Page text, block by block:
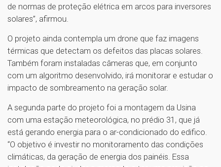
de normas de proteção elétrica em arcos para inversores
solares”, afirmou.
O projeto ainda contempla um drone que faz imagens
térmicas que detectam os defeitos das placas solares.
Também foram instaladas câmeras que, em conjunto
com um algoritmo desenvolvido, irá monitorar e estudar o
impacto de sombreamento na geração solar.
A segunda parte do projeto foi a montagem da Usina
com uma estação meteorológica, no prédio 31, que já
está gerando energia para o ar-condicionado do edifico.
“O objetivo é investir no monitoramento das condições
climáticas, da geração de energia dos painéis. Essa